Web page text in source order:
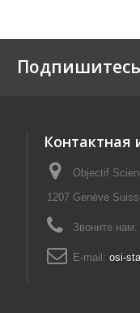
Objectif
1207 Genève
Звоните нам:
E-mail: osi-